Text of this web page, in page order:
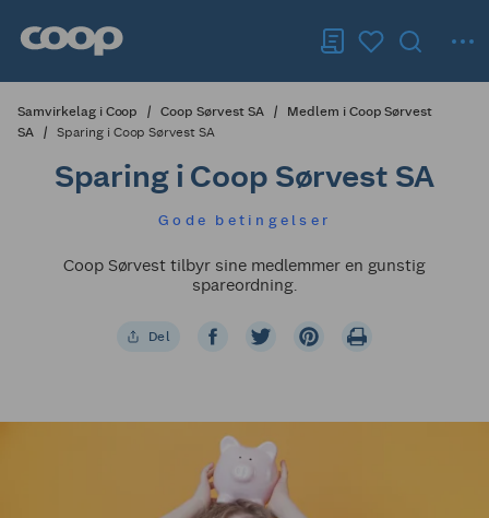
Samvirkelag i Coop Coop Sørvest SA
Medlem i Coop Sørvest
SA
Sparing i Coop Sørvest SA
Sparing i Coop Sørvest SA
Gode betingelser
Coop Sørvest tilbyr sine medlemmer en gunstig
spareordning.
Del